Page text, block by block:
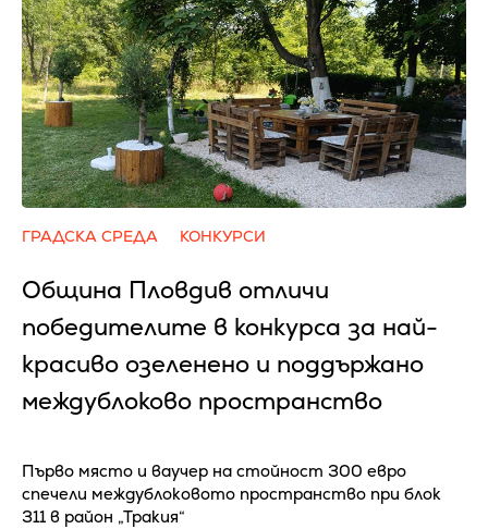
ГРАДСКА СРЕДА КОНКУРСИ
Община Пловдив отличи
победителите в конкурса за най-
красиво озеленено и поддържано
междублоково пространство
Първо място и ваучер на стойност 300 евро
спечели междублоковото пространство при блок
311 в район „Тракия“